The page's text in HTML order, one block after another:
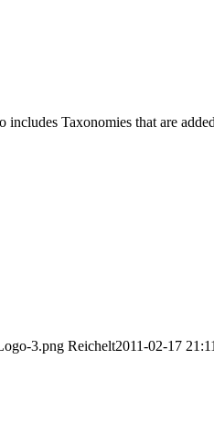
Taxonomies that are
3.png Reichelt2011-02-17